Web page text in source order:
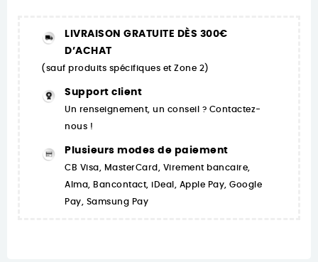
LIVRAISON GRATUITE DÈS 300€
D’ACHAT
(sauf produits spécifiques et Zone 2)
Support client
Un renseignement, un conseil ? Contactez-
nous !
Plusieurs modes de paiement
CB Visa, MasterCard, Virement bancaire,
Alma, Bancontact, iDeal, Apple Pay, Google
Pay, Samsung Pay